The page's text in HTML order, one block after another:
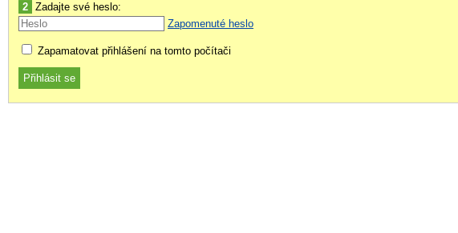
2 Zadajte své heslo:
Zapomenuté heslo
Zapamatovat přihlášení na tomto počítači